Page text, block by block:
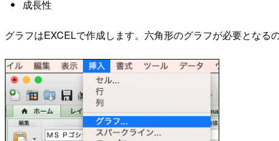
成長性
グラフはEXCELで作成します。六角形のグラフが必要となる